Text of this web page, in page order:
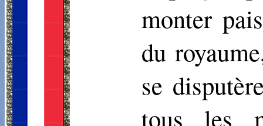
monter
du
se
tous les